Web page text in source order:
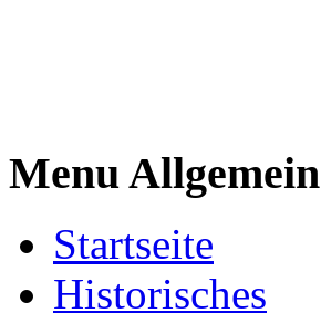
Menu Allgemein
Startseite
Historisches